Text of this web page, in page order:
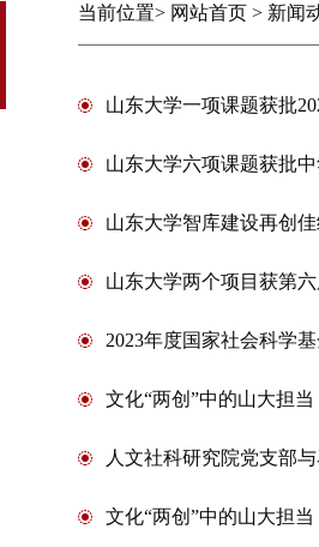
当前位置> 网站首页 > 新闻
山东大学一项课题获批
山东大学六项课题获批
山东大学智库建设再创
山东大学两个项目获第
2023年度国家社会科学
文化“两创”中的山大担当
人文社科研究院党支部
文化“两创”中的山大担当